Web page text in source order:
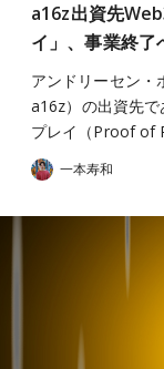
a16z出資先
イ」、事業終了
アンドリーセン・
a16z）の出資先
プレイ（Proof of
一本寿和